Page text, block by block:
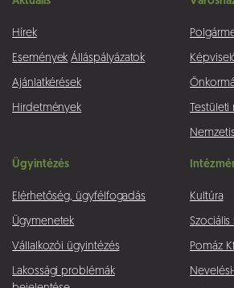
Hírek
Események Álláspályázatok
Ajánlatkérések
Hirdetmények
Ügyintézés
Elérhetőség, ügyfélfogadás
Ügymenetek
Vállalkozói ügyintézés
Lakossági problémák
Kultúra
Szociális
Pomáz